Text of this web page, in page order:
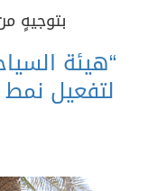
​بتوجيهٍ
“هيئة
لتفعيل